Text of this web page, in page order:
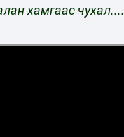
хамгаас чухал....